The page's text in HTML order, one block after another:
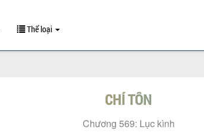
Thể loại
CHÍ TÔN
Chương 569: Lục kình